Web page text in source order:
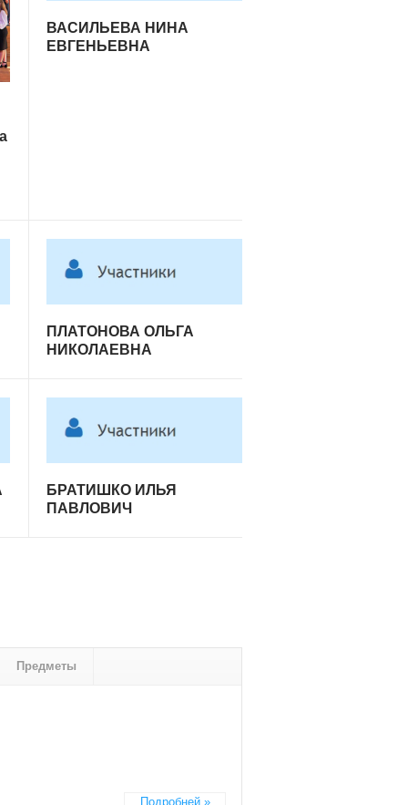
ВАСИЛЬЕВА НИНА
ЕВГЕНЬЕВНА
ПЛАТОНОВА ОЛЬГА
НИКОЛАЕВНА
БРАТИШКО ИЛЬЯ
ПАВЛОВИЧ
Предметы
Подробней »